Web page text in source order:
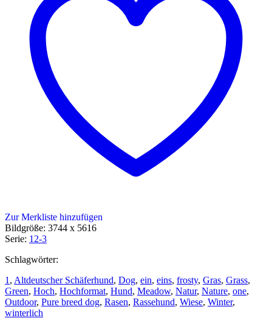
Zur Merkliste hinzufügen
Bildgröße: 3744 x 5616
Serie: 12-3
Schlagwörter:
1 , Altdeutscher Schäferhund, Dog, ein, eins, frosty, Gras, Grass,
Green, Hoch, Hochformat, Hund, Meadow, Natur, Nature, one,
Outdoor, Pure breed dog, Rasen, Rassehund, Wiese, Winter,
winterlich